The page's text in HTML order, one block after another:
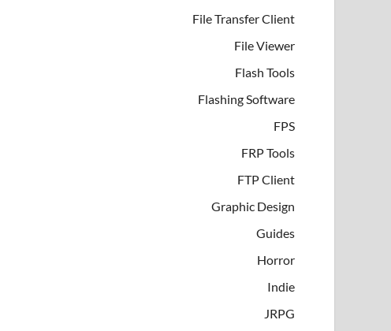
File Transfer Client
File Viewer
Flash Tools
Flashing Software
FPS
FRP Tools
FTP Client
Graphic Design
Guides
Horror
Indie
JRPG